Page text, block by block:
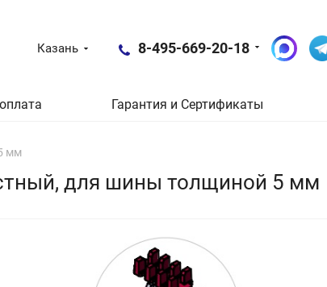
Казань 8-495-669-20-18
Гарантия и Сертификаты
мм
для шины толщиной 5 мм